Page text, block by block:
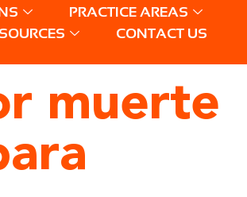
PRACTICE AREAS
CONTACT US
muerte